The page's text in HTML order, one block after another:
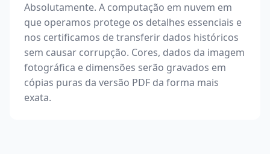
Absolutamente. A computação em nuvem em
que operamos protege os detalhes essenciais e
nos certificamos de transferir dados históricos
sem causar corrupção. Cores, dados da imagem
fotográfica e dimensões serão gravados em
cópias puras da versão PDF da forma mais
exata.